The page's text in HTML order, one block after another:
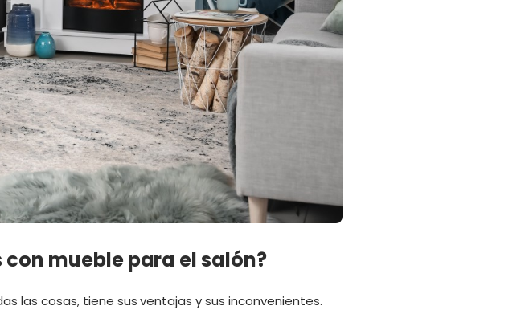
mueble para el salón?
las cosas, tiene sus ventajas y sus inconvenientes.